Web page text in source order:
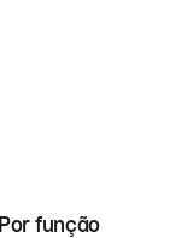
Por função